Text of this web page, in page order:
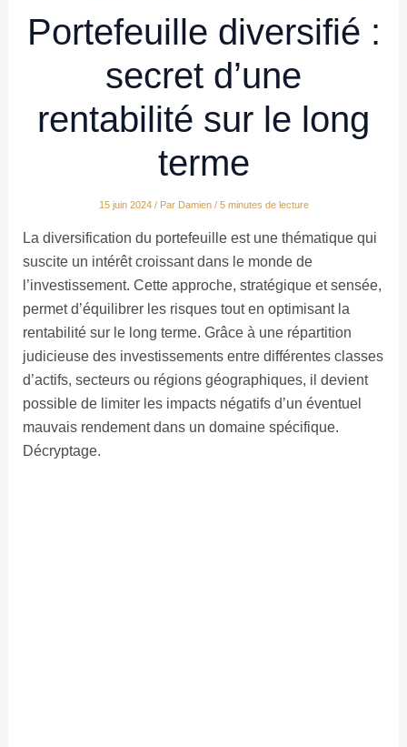
Portefeuille diversifié :
secret d’une
rentabilité sur le long
terme
15 juin 2024 / Par Damien / 5 minutes de lecture
La diversification du portefeuille est une thématique qui
suscite un intérêt croissant dans le monde de
l’investissement. Cette approche, stratégique et sensée,
permet d’équilibrer les risques tout en optimisant la
rentabilité sur le long terme. Grâce à une répartition
judicieuse des investissements entre différentes classes
d’actifs, secteurs ou régions géographiques, il devient
possible de limiter les impacts négatifs d’un éventuel
mauvais rendement dans un domaine spécifique.
Décryptage.